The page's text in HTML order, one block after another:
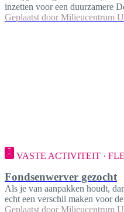
inzetten voor een duurzamere
Geplaatst door Milieucentrum
VASTE ACTIVITEIT ·
Fondsenwerver gezocht
Als je van aanpakken houdt,
echt een verschil maken voor
Geplaatst door Milieucentrum